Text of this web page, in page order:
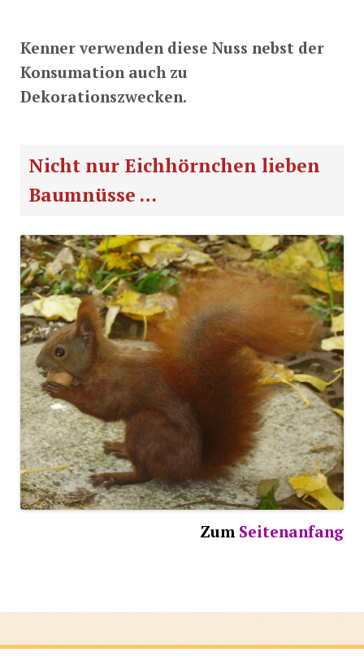
Kenner verwenden diese Nuss nebst der
Konsumation auch zu
Dekorationszwecken.
Nicht nur Eichhörnchen lieben
Baumnüsse …
Zum Seitenanfang